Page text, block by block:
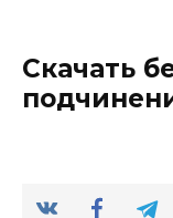
Скачать